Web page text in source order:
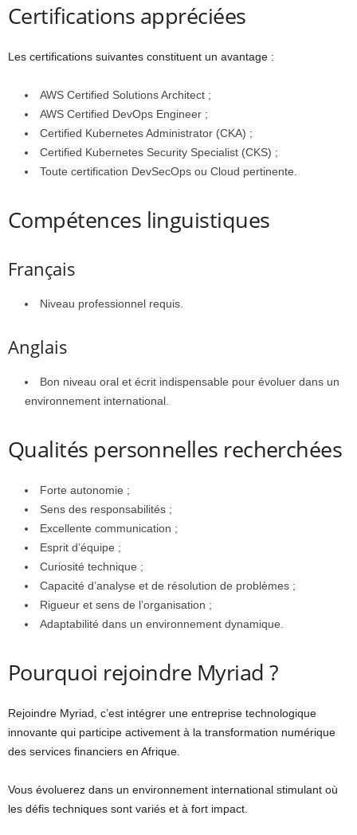
Certifications appréciées
Les certifications suivantes constituent un avantage :
AWS Certified Solutions Architect ;
AWS Certified DevOps Engineer ;
Certified Kubernetes Administrator (CKA) ;
Certified Kubernetes Security Specialist (CKS) ;
Toute certification DevSecOps ou Cloud pertinente.
Compétences linguistiques
Français
Niveau professionnel requis.
Anglais
Bon niveau oral et écrit indispensable pour évoluer dans un
environnement international.
Qualités personnelles recherchées
Forte autonomie ;
Sens des responsabilités ;
Excellente communication ;
Esprit d’équipe ;
Curiosité technique ;
Capacité d’analyse et de résolution de problèmes ;
Rigueur et sens de l’organisation ;
Adaptabilité dans un environnement dynamique.
Pourquoi rejoindre Myriad ?
Rejoindre Myriad, c’est intégrer une entreprise technologique
innovante qui participe activement à la transformation numérique
des services financiers en Afrique.
Vous évoluerez dans un environnement international stimulant où
les défis techniques sont variés et à fort impact.